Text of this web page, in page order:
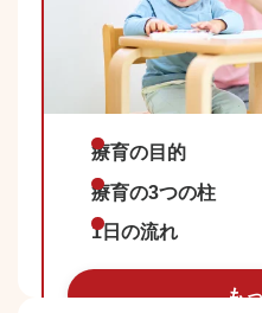
療育の目的
療育の3つの柱
1日の流れ
も